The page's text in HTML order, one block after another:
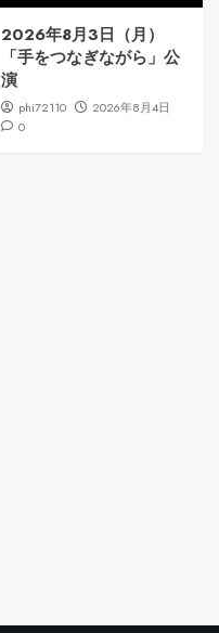
2026年8月3日（月）
「手をつなぎながら」公
演
phi72110
2026年8月4日
0